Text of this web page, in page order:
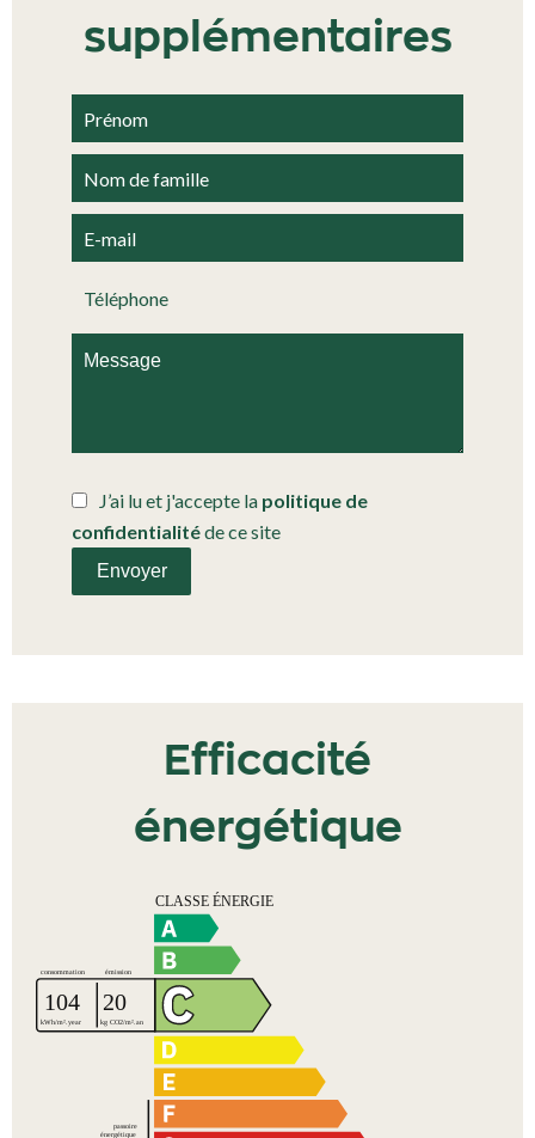
supplémentaires
J’ai lu et j'accepte la politique de
confidentialitéde ce site
Envoyer
Efficacité
énergétique